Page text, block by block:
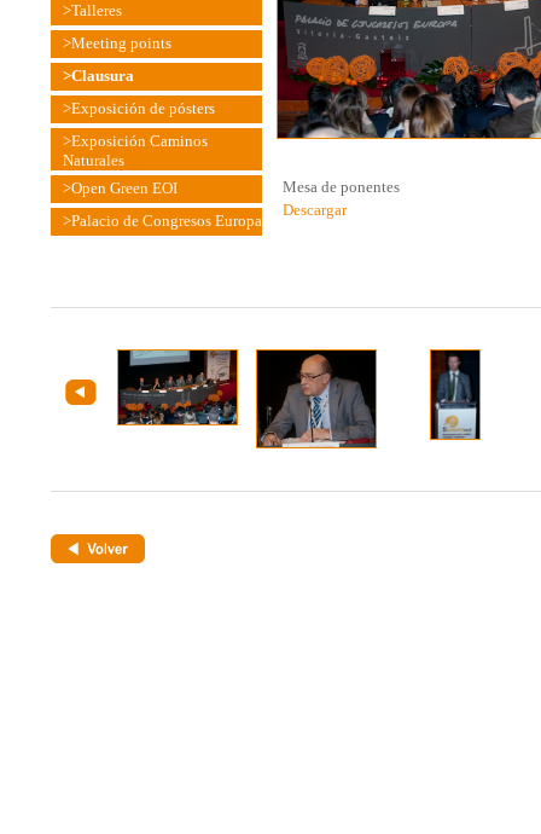
>Talleres
>Meeting points
>Clausura
>Exposición de pósters
>Exposición Caminos
Naturales
>Open Green EOI
>Palacio de Congresos Europa
Mesa de ponentes
Descargar